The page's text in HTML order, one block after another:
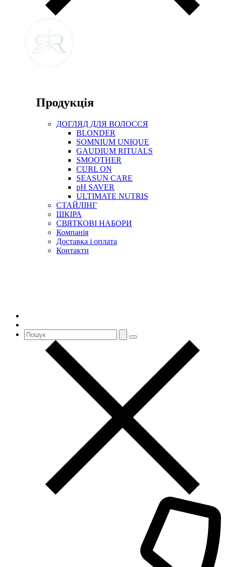
Продукція
ДОГЛЯД ДЛЯ ВОЛОССЯ
BLONDER
SOMNIUM UNIQUE
GAUDIUM RITUALS
SMOOTHER
CURL ON
SEASUN CARE
pH SAVER
ULTIMATE NUTRIS
СТАЙЛІНГ
ШКІРА
СВЯТКОВІ НАБОРИ
Компанія
Доставка і оплата
Контакти